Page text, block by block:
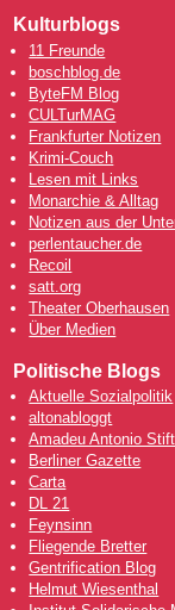
Kulturblogs
11 Freunde
boschblog.de
ByteFM Blog
CULTurMAG
Frankfurter Notizen
Krimi-Couch
Lesen mit Links
Monarchie & Alltag
Notizen aus der
perlentaucher.de
Recoil
satt.org
Theater Oberhausen
Über Medien
Politische Blogs
Aktuelle Sozialpolitik
altonabloggt
Amadeu Antonio
Berliner Gazette
Carta
DL 21
Feynsinn
Fliegende Bretter
Gentrification Blog
Helmut Wiesenthal